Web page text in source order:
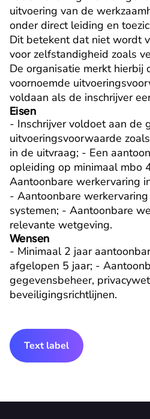
uitvoering van de
onder direct leiding en
Dit betekent dat niet wordt
voor zelfstandigheid zoals
De organisatie merkt hierbij
voornoemde
voldaan als de inschrijver
Eisen
- Inschrijver voldoet aan de
uitvoeringsvoorwaarde
in de uitvraag; - Een
opleiding op minimaal mbo
Aantoonbare werkervaring
- Aantoonbare
systemen; - Aantoonbare
relevante wetgeving.
Wensen
- Minimaal 2 jaar
afgelopen 5 jaar; -
gegevensbeheer,
beveiligingsrichtlijnen.
Text label